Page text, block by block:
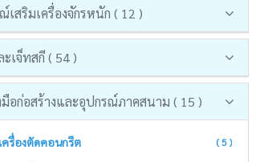
เสริมเครื่องจักรหนัก ( 12 )
ะเจ็ทสกี ( 54 )
มือก่อสร้างและอุปกรณ์ภาคสนาม ( 15 )
ครื่องตัดคอนกรีต ( 5 )